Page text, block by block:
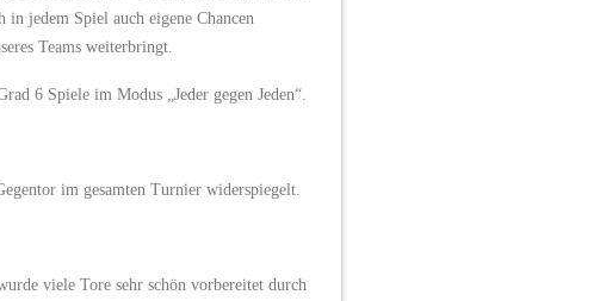
in jedem Spiel auch eigene Chancen
Teams weiterbringt.
6 Spiele im Modus „Jeder gegen Jeden“.
im gesamten Turnier widerspiegelt.
viele Tore sehr schön vorbereitet durch